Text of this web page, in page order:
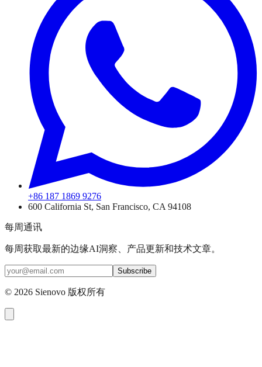
+86 187 1869 9276
600 California St, San Francisco, CA 94108
每周通讯
每周获取最新的边缘AI洞察、产品更新和技术文章。
Subscribe
© 2026 Sienovo 版权所有